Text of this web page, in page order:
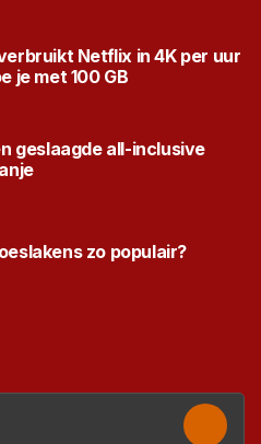
Netflix in 4K per uur
je met 100 GB
geslaagde all-inclusive
zo populair?